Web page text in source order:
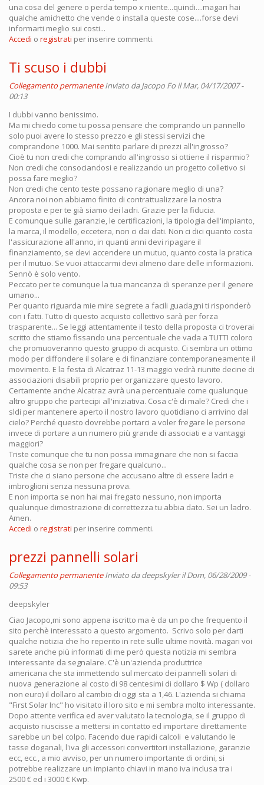
una cosa del genere o perda tempo x niente...quindi....magari hai
qualche amichetto che vende o installa queste cose....forse devi
informarti meglio sui costi...
Accedi o registrati per inserire commenti.
Ti scuso i dubbi
Collegamento permanente Inviato daJacopo Fo il Mar, 04/17/2007 -
00:13
I dubbi vanno benissimo.
Ma mi chiedo come tu possa pensare che comprando un pannello
solo puoi avere lo stesso prezzo e gli stessi servizi che
comprandone 1000. Mai sentito parlare di prezzi all'ingrosso?
Cioè tu non credi che comprando all'ingrosso si ottiene il risparmio?
Non credi che consociandosi e realizzando un progetto colletivo si
possa fare meglio?
Non credi che cento teste possano ragionare meglio di una?
Ancora noi non abbiamo finito di contrattualizzare la nostra
proposta e per te già siamo dei ladri. Grazie per la fiducia.
E comunque sulle garanzie, le certificazioni, la tipologia dell'impianto,
la marca, il modello, eccetera, non ci dai dati. Non ci dici quanto costa
l'assicurazione all'anno, in quanti anni devi ripagare il
finanziamento, se devi accendere un mutuo, quanto costa la pratica
per il mutuo. Se vuoi attaccarmi devi almeno dare delle informazioni.
Sennò è solo vento.
Peccato per te comunque la tua mancanza di speranze per il genere
umano...
Per quanto riguarda mie mire segrete a facili guadagni ti risponderò
con i fatti. Tutto di questo acquisto collettivo sarà per forza
trasparente... Se leggi attentamente il testo della proposta ci troverai
scritto che stiamo fissando una percentuale che vada a TUTTI coloro
che promuoveranno questo gruppo di acquisto. Ci sembra un ottimo
modo per diffondere il solare e di finanziare contemporaneamente il
movimento. E la festa di Alcatraz 11-13 maggio vedrà riunite decine di
associazioni disabili proprio per organizzare questo lavoro.
Certamente anche Alcatraz avrà una percentuale come qualunque
altro gruppo che partecipi all'iniziativa. Cosa c'è di male? Credi che i
sldi per mantenere aperto il nostro lavoro quotidiano ci arrivino dal
cielo? Perché questo dovrebbe portarci a voler fregare le persone
invece di portare a un numero più grande di associati e a vantaggi
maggiori?
Triste comunque che tu non possa immaginare che non si faccia
qualche cosa se non per fregare qualcuno...
Triste che ci siano persone che accusano altre di essere ladri e
imbroglioni senza nessuna prova.
E non importa se non hai mai fregato nessuno, non importa
qualunque dimostrazione di correttezza tu abbia dato. Sei un ladro.
Amen.
Accedi o registrati per inserire commenti.
prezzi pannelli solari
Collegamento permanente Inviato dadeepskyleril Dom, 06/28/2009 -
09:53
deepskyler
Ciao Jacopo,mi sono appena iscritto ma è da un po che frequento il
sito perchè interessato a questo argomento. Scrivo solo per darti
qualche notizia che ho reperito in rete sulle ultime novità. magari voi
sarete anche più informati di me però questa notizia mi sembra
interessante da segnalare. C'è un'azienda produttrice
americana che sta immettendo sul mercato dei pannelli solari di
nuova generazione al costo di 98 centesimi di dollaro $ Wp ( dollaro
non euro) il dollaro al cambio di oggi sta a 1,46. L'azienda si chiama
"First Solar Inc" ho visitato il loro sito e mi sembra molto interessante.
Dopo attente verifica ed aver valutato la tecnologia, se il gruppo di
acquisto riuscisse a mettersi in contatto ed importare direttamente
sarebbe un bel colpo. Facendo due rapidi calcoli e valutando le
tasse doganali, l'iva gli accessori convertitori installazione, garanzie
ecc, ecc., a mio avviso, per un numero importante di ordini, si
potrebbe realizzare un impianto chiavi in mano iva inclusa tra i
2500 € ed i 3000 € Kwp.